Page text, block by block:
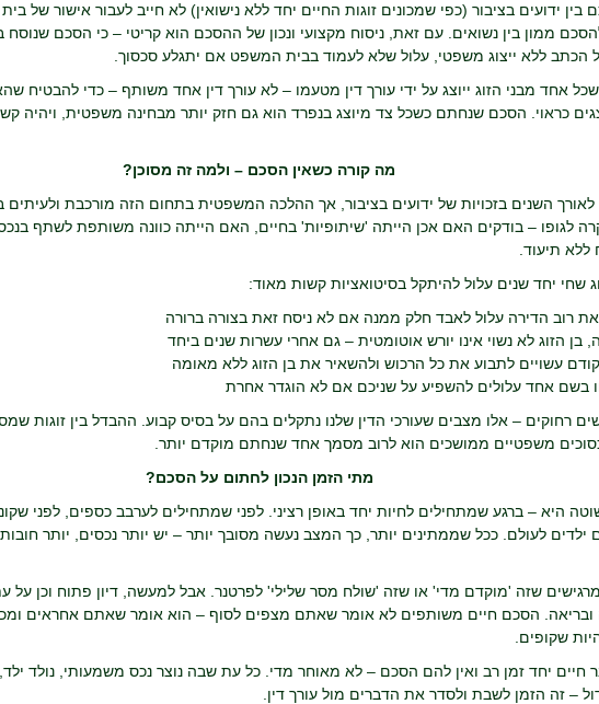
בין ידועים בציבור (כפי שמכונים זוגות החיים יחד ללא נישואין) לא חייב לעבור אישור של
להסכם ממון בין נשואים. עם זאת, ניסוח מקצועי ונכון של ההסכם הוא קריטי – כי הסכם שנוסח
הכתב ללא ייצוג משפטי, עלול שלא לעמוד בבית המשפט אם יתגלע סכסוך.
אחד מבני הזוג ייוצג על ידי עורך דין מטעמו – לא עורך דין אחד משותף – כדי להבטיח
כראוי. הסכם שנחתם כשכל צד מיוצג בנפרד הוא גם חזק יותר מבחינה משפטית, ויהיה
מה קורה כשאין הסכם – ולמה זה מסוכן?
לאורך השנים בזכויות של ידועים בציבור, אך ההלכה המשפטית בתחום הזה מורכבת
לגופו – בודקים האם אכן הייתה 'שיתופיות' בחיים, האם הייתה כוונה משותפת לשתף
תיעוד.
שחי יחד שנים עלול להיתקל בסיטואציות קשות מאוד:
את רוב הדירה עלול לאבד חלק ממנה אם לא ניסח זאת בצורה ברורה
בן הזוג לא נשוי אינו יורש אוטומטית – גם אחרי עשרות שנים ביחד
עשויים לתבוע את כל הרכוש ולהשאיר את בן הזוג ללא מאומה
בשם אחד עלולים להשפיע על שניכם אם לא הוגדר אחרת
רחוקים – אלו מצבים שעורכי הדין שלנו נתקלים בהם על בסיס קבוע. ההבדל בין זוגות
משפטיים ממושכים הוא לרוב מסמך אחד שנחתם מוקדם יותר.
מתי הזמן הנכון לחתום על הסכם?
היא – ברגע שמתחילים לחיות יחד באופן רציני. לפני שמתחילים לערבב כספים, לפני
ילדים לעולם. ככל שממתינים יותר, כך המצב נעשה מסובך יותר – יש יותר נכסים, יותר
שזה 'מוקדם מדי' או שזה 'שולח מסר שלילי' לפרטנר. אבל למעשה, דיון פתוח וכן על
ובריאה. הסכם חיים משותפים לא אומר שאתם מצפים לסוף – הוא אומר שאתם אחראים
שקופים.
חיים יחד זמן רב ואין להם הסכם – לא מאוחר מדי. כל עת שבה נוצר נכס משמעותי, נולד
– זה הזמן לשבת ולסדר את הדברים מול עורך דין.